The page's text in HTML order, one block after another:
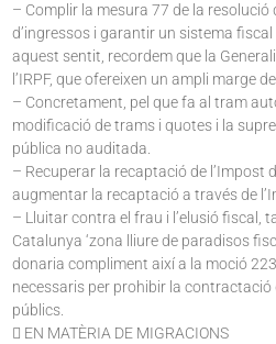
– Complir la mesura 77 de la resolució
d’ingressos i garantir un sistema
aquest sentit, recordem que la
l’IRPF, que ofereixen un ampli marge
– Concretament, pel que fa al tram
modificació de trams i quotes i la
pública no auditada.
– Recuperar la recaptació de l’Impost
augmentar la recaptació a través de
– Lluitar contra el frau i l’elusió fiscal,
Catalunya ‘zona lliure de paradisos
donaria compliment així a la moció
necessaris per prohibir la
públics.
 EN MATÈRIA DE MIGRACIONS